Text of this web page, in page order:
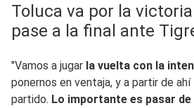
Toluca va por la victoria
pase a la final ante
"Vamos a jugar la vuelta con la
ponernos en ventaja, y a partir de
partido. Lo importante es pasar